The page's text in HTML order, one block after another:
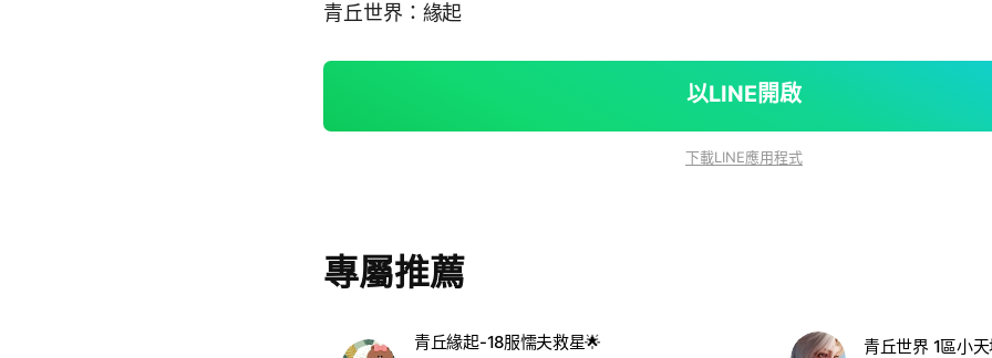
青丘世界：緣起
以LINE開啟
下載LINE應用程式
專屬推薦
青丘緣起-18服懦夫救星🌟 青丘世界 1區小